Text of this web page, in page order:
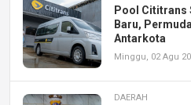
Pool Cititrans
Baru,
Antarkota
Minggu, 02 Agu
DAERAH